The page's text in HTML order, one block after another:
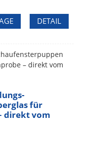
DETAIL
für
direkt vom